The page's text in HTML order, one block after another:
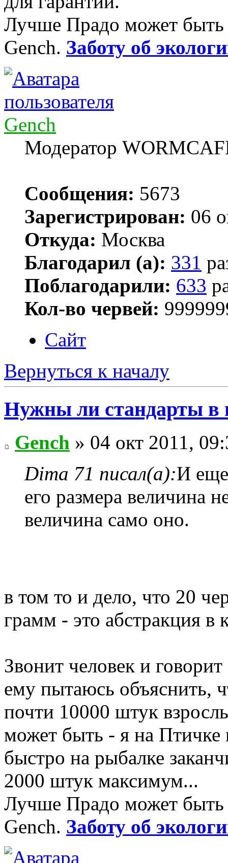
Лучше Прадо может
Gench. Заботу об
Gench
Модератор
Сообщения: 5673
Зарегистрирован: 06
Откуда: Москва
Благодарил (а): 331
Поблагодарили: 633
Кол-во червей:
Сайт
Вернуться к началу
Нужны ли стандарты в
Gench » 04 окт 2011,
Dima 71 писал(а):И еще
его размера величина
величина само оно.
в том то и дело, что 20
грамм - это абстракция
Звонит человек и
ему пытаюсь объяснить,
почти 10000 штук
может быть - я на Птичке
быстро на рыбалке
2000 штук максимум...
Лучше Прадо может
Gench. Заботу об